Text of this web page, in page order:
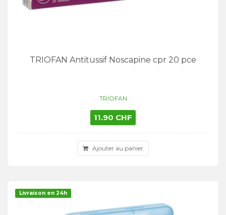
TRIOFAN Antitussif Noscapine cpr 20 pce
TRIOFAN
11.90 CHF
Ajouter au panier
Livraison en 24h